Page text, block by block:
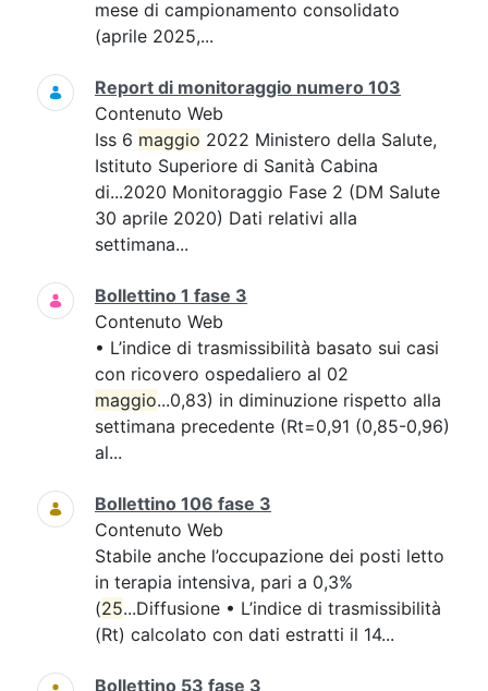
mese di campionamento consolidato
(aprile 2025,...
Report di monitoraggio numero 103
Contenuto Web
Iss 6 maggio 2022 Ministero della Salute,
Istituto Superiore di Sanità Cabina
di...2020 Monitoraggio Fase 2 (DM Salute
30 aprile 2020) Dati relativi alla
settimana...
Bollettino 1 fase 3
Contenuto Web
• L’indice di trasmissibilità basato sui casi
con ricovero ospedaliero al 02
maggio...0,83) in diminuzione rispetto alla
settimana precedente (Rt=0,91 (0,85-0,96)
al...
Bollettino 106 fase 3
Contenuto Web
Stabile anche l’occupazione dei posti letto
in terapia intensiva, pari a 0,3%
(25...Diffusione • L’indice di trasmissibilità
(Rt) calcolato con dati estratti il 14...
Bollettino 53 fase 3